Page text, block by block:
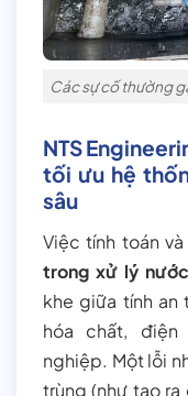
Các sự cố thường
NTS
tối ưu hệ
sâu
Việc tính toán
trong xử lý
khe giữa tính an
hóa chất, điện
nghiệp. Một lỗi
trùng (như tạo